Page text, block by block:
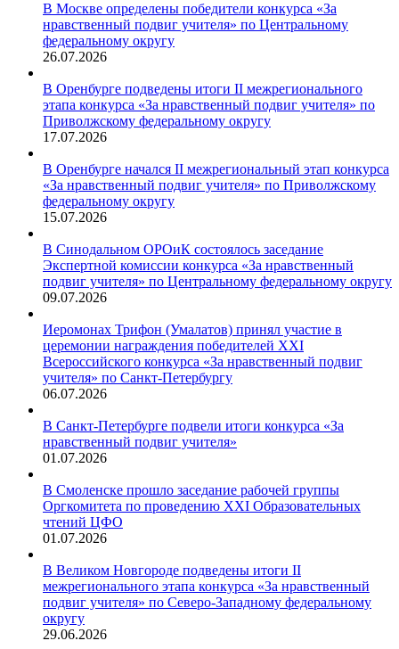
В Москве определены победители конкурса «За
нравственный подвиг учителя» по Центральному
федеральному округу
26.07.2026
В Оренбурге подведены итоги II межрегионального
этапа конкурса «За нравственный подвиг учителя» по
Приволжскому федеральному округу
17.07.2026
В Оренбурге начался II межрегиональный этап конкурса
«За нравственный подвиг учителя» по Приволжскому
федеральному округу
15.07.2026
В Синодальном ОРОиК состоялось заседание
Экспертной комиссии конкурса «За нравственный
подвиг учителя» по Центральному федеральному округу
09.07.2026
Иеромонах Трифон (Умалатов) принял участие в
церемонии награждения победителей XXI
Всероссийского конкурса «За нравственный подвиг
учителя» по Санкт-Петербургу
06.07.2026
В Санкт-Петербурге подвели итоги конкурса «За
нравственный подвиг учителя»
01.07.2026
В Смоленске прошло заседание рабочей группы
Оргкомитета по проведению XXI Образовательных
чтений ЦФО
01.07.2026
В Великом Новгороде подведены итоги II
межрегионального этапа конкурса «За нравственный
подвиг учителя» по Северо-Западному федеральному
округу
29.06.2026